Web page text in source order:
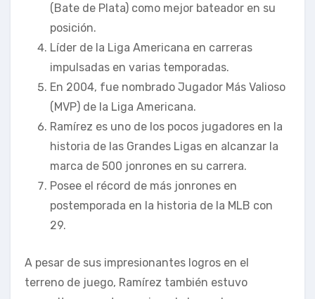
(Bate de Plata) como mejor bateador en su
posición.
Líder de la Liga Americana en carreras
impulsadas en varias temporadas.
En 2004, fue nombrado Jugador Más Valioso
(MVP) de la Liga Americana.
Ramírez es uno de los pocos jugadores en la
historia de las Grandes Ligas en alcanzar la
marca de 500 jonrones en su carrera.
Posee el récord de más jonrones en
postemporada en la historia de la MLB con
29.
A pesar de sus impresionantes logros en el
terreno de juego, Ramírez también estuvo